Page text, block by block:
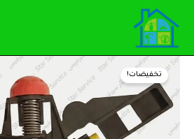
المحتوى
تخفيضات!
السعر
الأصلي
هو:
كمية
رشاش
ثلاث
ارباع
عصفورة
احمر